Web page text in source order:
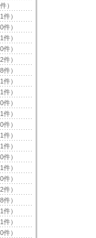
）
件）
件）
件）
件）
件）
件）
件）
件）
件）
件）
件）
件）
件）
件）
件）
件）
件）
件）
件）
件）
件）